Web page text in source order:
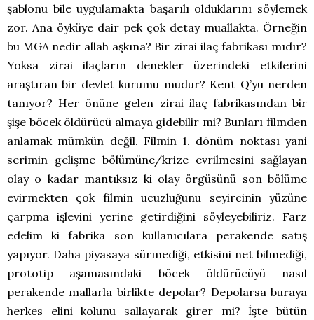
şablonu bile uygulamakta başarılı olduklarını söylemek
zor. Ana öyküye dair pek çok detay muallakta. Örneğin
bu MGA nedir allah aşkına? Bir zirai ilaç fabrikası mıdır?
Yoksa zirai ilaçların denekler üzerindeki etkilerini
araştıran bir devlet kurumu mudur? Kent Q’yu nerden
tanıyor? Her önüne gelen zirai ilaç fabrikasından bir
şişe böcek öldürücü almaya gidebilir mi? Bunları filmden
anlamak mümkün değil. Filmin 1. dönüm noktası yani
serimin gelişme bölümüne/krize evrilmesini sağlayan
olay o kadar mantıksız ki olay örgüsünü son bölüme
evirmekten çok filmin ucuzluğunu seyircinin yüzüne
çarpma işlevini yerine getirdiğini söyleyebiliriz. Farz
edelim ki fabrika son kullanıcılara perakende satış
yapıyor. Daha piyasaya sürmediği, etkisini net bilmediği,
prototip aşamasındaki böcek öldürücüyü nasıl
perakende mallarla birlikte depolar? Depolarsa buraya
herkes elini kolunu sallayarak girer mi? İşte bütün